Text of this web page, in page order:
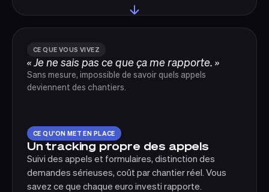
CE QUE VOUS VIVEZ
« Je ne sais pas ce que ça me rapporte. »
Sans mesure, impossible de savoir quels appels
deviennent des chantiers.
CE QU'ON MET EN PLACE
Un tracking propre des appels
Suivi des appels et formulaires, distinction des
demandes sérieuses, coût par chantier réel. Vous
savez ce que chaque euro investi rapporte.